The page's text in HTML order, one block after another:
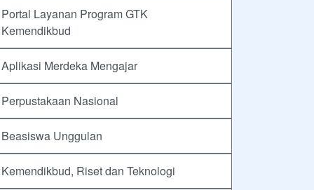
Portal Layanan Program GTK
Kemendikbud
Aplikasi Merdeka Mengajar
Perpustakaan Nasional
Beasiswa Unggulan
Kemendikbud, Riset dan Teknologi